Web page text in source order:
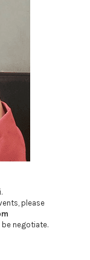
please
be negotiate.